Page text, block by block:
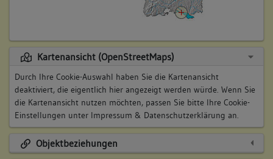
Kartenansicht (OpenStreetMaps)
Durch Ihre Cookie-Auswahl haben Sie die Kartenansicht
deaktiviert, die eigentlich hier angezeigt werden würde. Wenn Sie
die Kartenansicht nutzen möchten, passen Sie bitte Ihre Cookie-
Einstellungen unter Impressum & Datenschutzerklärung an.
Objektbeziehungen